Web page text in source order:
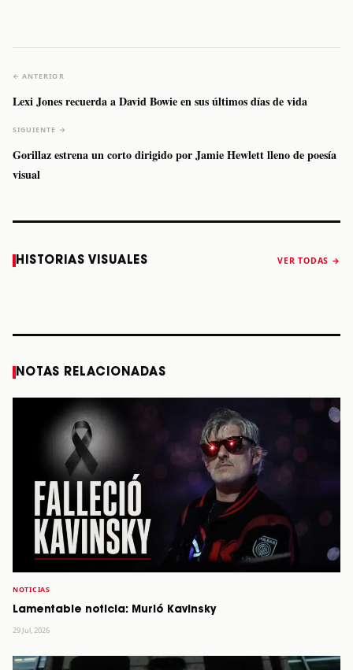
← ANTERIOR
Lexi Jones recuerda a David Bowie en sus últimos días de vida
SIGUIENTE →
Gorillaz estrena un corto dirigido por Jamie Hewlett lleno de poesía
visual
HISTORIAS VISUALES VER TODAS →
Caifanes regresa
a Monterrey el
Fallece Felipe
Staiti, guitarrista
anuncia “Reality
NOTAS RELACIONADAS
NOTICIAS
Lamentable noticia: Murió Kavinsky
29 Jul, 2026